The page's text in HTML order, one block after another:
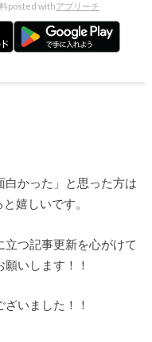
posted withアプリーチ
白かった」と思った方は
嬉しいです。
立つ記事更新を心がけて
いします！！
いました！！